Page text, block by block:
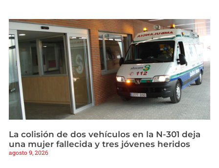
La colisión de dos vehículos en la N-301 deja
una mujer fallecida y tres jóvenes heridos
agosto 9, 2026